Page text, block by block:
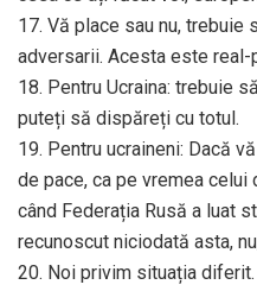
17. Vă place sau nu,
adversarii. Acesta este real-
18. Pentru Ucraina: trebuie
puteți să dispăreți cu totul.
19. Pentru ucraineni: Dacă
de pace, ca pe vremea
când Federația Rusă a luat
recunoscut niciodată asta,
20. Noi privim situația